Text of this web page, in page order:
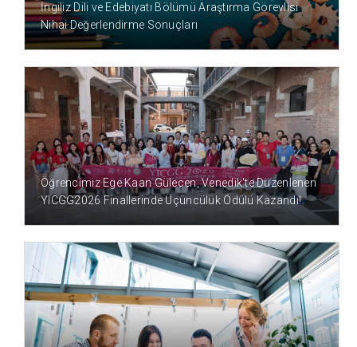
İngiliz Dili ve Edebiyatı Bölümü Araştırma Görevlisi
Nihai Değerlendirme Sonuçları
8 SAAT ÖNCE
Öğrencimiz Ege Kaan Gülecen, Venedik'te Düzenlenen
YICGG2026 Finallerinde Üçüncülük Ödülü Kazandı!